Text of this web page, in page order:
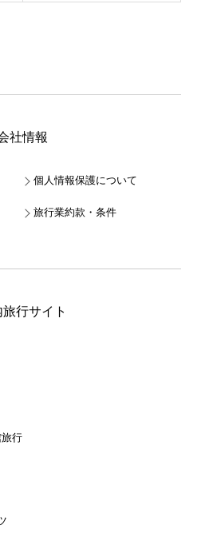
社情報
個人情報保護について
旅行業約款・条件
旅行サイト
行